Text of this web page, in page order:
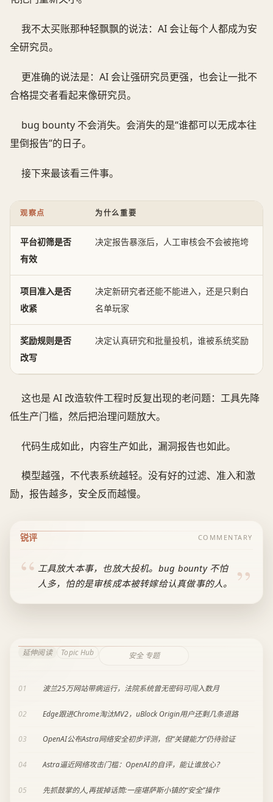
我不太买账那种轻飘飘的说法：AI 会让每个人都成为安
全研究员。
更准确的说法是：AI 会让强研究员更强，也会让一批不
合格提交者看起来像研究员。
bug bounty 不会消失。会消失的是“谁都可以无成本往
里倒报告”的日子。
接下来最该看三件事。
观察点 为什么重要
平台初筛是否
有效
决定报告暴涨后，人工审核会不会被拖垮
项目准入是否
收紧
决定新研究者还能不能进入，还是只剩白
名单玩家
奖励规则是否
改写
决定认真研究和批量投机，谁被系统奖励
这也是 AI 改造软件工程时反复出现的老问题：工具先降
低生产门槛，然后把治理问题放大。
代码生成如此，内容生产如此，漏洞报告也如此。
模型越强，不代表系统越轻。没有好的过滤、准入和激
励，报告越多，安全反而越慢。
锐评 COMMENTARY
工具放大本事，也放大投机。bug bounty 不怕
人多，怕的是审核成本被转嫁给认真做事的人。
延伸阅读 Topic Hub 安全 专题
01 波兰25万网站带病运行，法院系统曾无密码可闯入数月
02 Edge跟进Chrome淘汰MV2，uBlock Origin用户还剩几条退路
03 OpenAI公布Astra网络安全初步评测，但“关键能力”仍待验证
04 Astra逼近网络攻击门槛：OpenAI的自评，能让谁放心？
05 先抓鼓掌的人,再拔掉话筒:一座堪萨斯小镇的“安全”操作